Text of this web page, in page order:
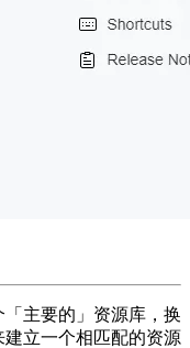
主要的」资源库，换
立一个相匹配的资源